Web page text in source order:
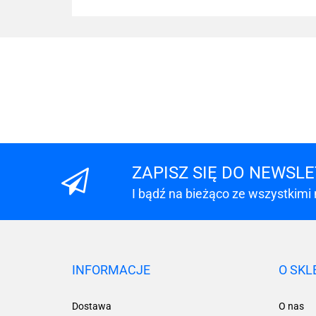
ZAPISZ SIĘ DO
I bądź na bieżąco ze wszystkimi
INFORMACJE
Dostawa
O
O nas